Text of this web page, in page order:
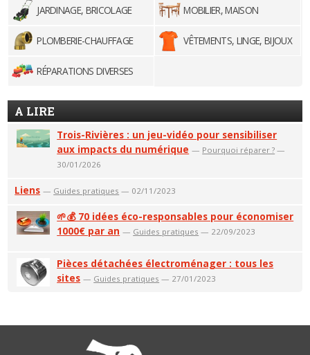
JARDINAGE, BRICOLAGE
MOBILIER, MAISON
PLOMBERIE-CHAUFFAGE VÊTEMENTS, LINGE, BIJOUX
RÉPARATIONS DIVERSES
A LIRE
Trois-Rivières : un jeu-vidéo pour sensibiliser
aux impacts du numérique — Pourquoi réparer ? —
30/01/2026
Liens — Guides pratiques — 02/11/2023
🌱💰 70 idées éco-responsables pour économiser
1000€ par an — Guides pratiques — 22/09/2023
Pièces détachées électroménager : tous les
sites — Guides pratiques — 27/01/2023